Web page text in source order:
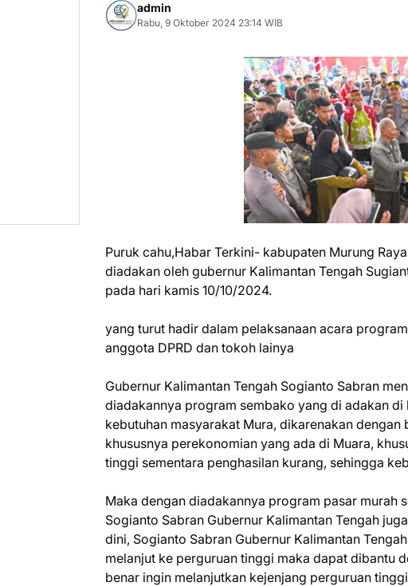
admin
Rabu, 9 Oktober 2024 23:14 WIB
Puruk cahu,Habar Terkini- kabupaten Murung
diadakan oleh gubernur Kalimantan Tengah
pada hari kamis 10/10/2024.
yang turut hadir dalam pelaksanaan acara
anggota DPRD dan tokoh lainya
Gubernur Kalimantan Tengah Sogianto Sabran
diadakannya program sembako yang di adakan
kebutuhan masyarakat Mura, dikarenakan
khususnya perekonomian yang ada di Muara,
tinggi sementara penghasilan kurang, sehingga
Maka dengan diadakannya program pasar murah
Sogianto Sabran Gubernur Kalimantan Tengah
dini, Sogianto Sabran Gubernur Kalimantan
melanjut ke perguruan tinggi maka dapat dibantu
benar ingin melanjutkan kejenjang perguruan